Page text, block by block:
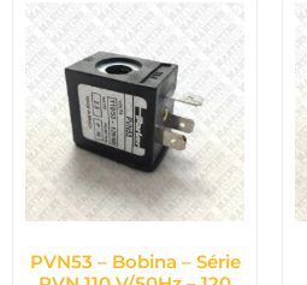
PVN53 – Bobina – Série